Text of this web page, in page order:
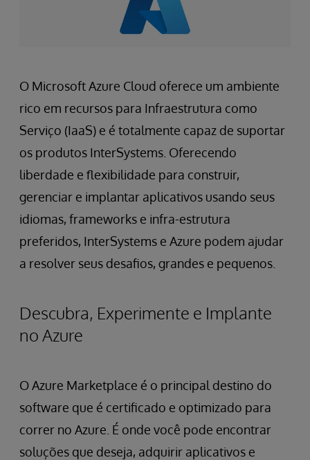
O Microsoft Azure Cloud oferece um ambiente
rico em recursos para Infraestrutura como
Serviço (IaaS) e é totalmente capaz de suportar
os produtos InterSystems. Oferecendo
liberdade e flexibilidade para construir,
gerenciar e implantar aplicativos usando seus
idiomas, frameworks e infra-estrutura
preferidos, InterSystems e Azure podem ajudar
a resolver seus desafios, grandes e pequenos.
Descubra, Experimente e Implante
no Azure
O Azure Marketplace é o principal destino do
software que é certificado e optimizado para
correr no Azure. É onde você pode encontrar
soluções que deseja, adquirir aplicativos e